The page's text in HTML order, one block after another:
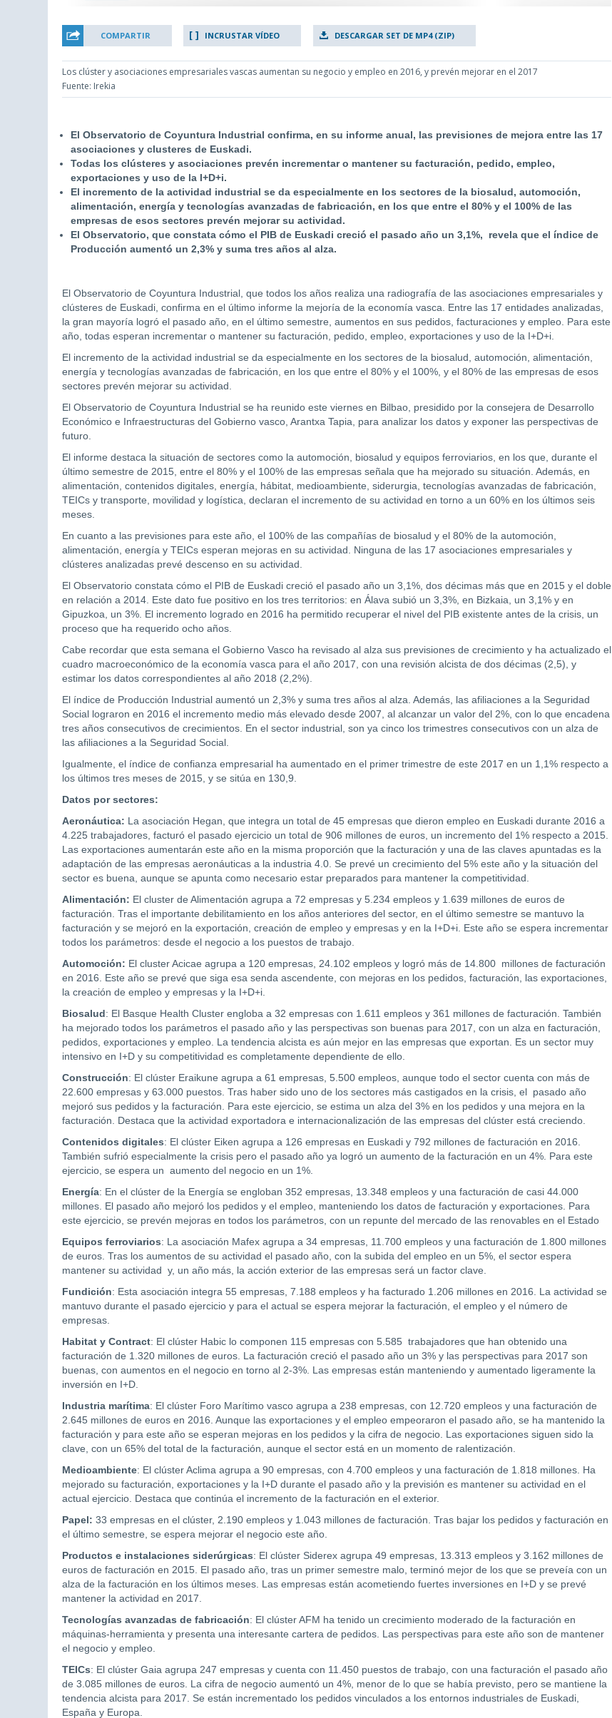
COMPARTIR INCRUSTAR VÍDEO DESCARGAR SET DE MP4 (ZIP)
Los clúster y asociaciones empresariales vascas aumentan su negocio y empleo en 2016, y prevén mejorar en el 2017
Fuente: Irekia
El Observatorio de Coyuntura Industrial confirma, en su informe anual, las previsiones de mejora entre las 17
asociaciones y clusteres de Euskadi.
Todas los clústeres y asociaciones prevén incrementar o mantener su facturación, pedido, empleo,
exportaciones y uso de la I+D+i.
El incremento de la actividad industrial se da especialmente en los sectores de la biosalud, automoción,
alimentación, energía y tecnologías avanzadas de fabricación, en los que entre el 80% y el 100% de las
empresas de esos sectores prevén mejorar su actividad.
El Observatorio, que constata cómo el PIB de Euskadi creció el pasado año un 3,1%, revela que el índice de
Producción aumentó un 2,3% y suma tres años al alza.
El Observatorio de Coyuntura Industrial, que todos los años realiza una radiografía de las asociaciones empresariales y
clústeres de Euskadi, confirma en el último informe la mejoría de la economía vasca. Entre las 17 entidades analizadas,
la gran mayoría logró el pasado año, en el último semestre, aumentos en sus pedidos, facturaciones y empleo. Para este
año, todas esperan incrementar o mantener su facturación, pedido, empleo, exportaciones y uso de la I+D+i.
El incremento de la actividad industrial se da especialmente en los sectores de la biosalud, automoción, alimentación,
energía y tecnologías avanzadas de fabricación, en los que entre el 80% y el 100%, y el 80% de las empresas de esos
sectores prevén mejorar su actividad.
El Observatorio de Coyuntura Industrial se ha reunido este viernes en Bilbao, presidido por la consejera de Desarrollo
Económico e Infraestructuras del Gobierno vasco, Arantxa Tapia, para analizar los datos y exponer las perspectivas de
futuro.
El informe destaca la situación de sectores como la automoción, biosalud y equipos ferroviarios, en los que, durante el
último semestre de 2015, entre el 80% y el 100% de las empresas señala que ha mejorado su situación. Además, en
alimentación, contenidos digitales, energía, hábitat, medioambiente, siderurgia, tecnologías avanzadas de fabricación,
TEICs y transporte, movilidad y logística, declaran el incremento de su actividad en torno a un 60% en los últimos seis
meses.
En cuanto a las previsiones para este año, el 100% de las compañías de biosalud y el 80% de la automoción,
alimentación, energía y TEICs esperan mejoras en su actividad. Ninguna de las 17 asociaciones empresariales y
clústeres analizadas prevé descenso en su actividad.
El Observatorio constata cómo el PIB de Euskadi creció el pasado año un 3,1%, dos décimas más que en 2015 y el doble
en relación a 2014. Este dato fue positivo en los tres territorios: en Álava subió un 3,3%, en Bizkaia, un 3,1% y en
Gipuzkoa, un 3%. El incremento logrado en 2016 ha permitido recuperar el nivel del PIB existente antes de la crisis, un
proceso que ha requerido ocho años.
Cabe recordar que esta semana el Gobierno Vasco ha revisado al alza sus previsiones de crecimiento y ha actualizado el
cuadro macroeconómico de la economía vasca para el año 2017, con una revisión alcista de dos décimas (2,5), y
estimar los datos correspondientes al año 2018 (2,2%).
El índice de Producción Industrial aumentó un 2,3% y suma tres años al alza. Además, las afiliaciones a la Seguridad
Social lograron en 2016 el incremento medio más elevado desde 2007, al alcanzar un valor del 2%, con lo que encadena
tres años consecutivos de crecimientos. En el sector industrial, son ya cinco los trimestres consecutivos con un alza de
las afiliaciones a la Seguridad Social.
Igualmente, el índice de confianza empresarial ha aumentado en el primer trimestre de este 2017 en un 1,1% respecto a
los últimos tres meses de 2015, y se sitúa en 130,9.
Datos por sectores:
Aeronáutica: La asociación Hegan, que integra un total de 45 empresas que dieron empleo en Euskadi durante 2016 a
4.225 trabajadores, facturó el pasado ejercicio un total de 906 millones de euros, un incremento del 1% respecto a 2015.
Las exportaciones aumentarán este año en la misma proporción que la facturación y una de las claves apuntadas es la
adaptación de las empresas aeronáuticas a la industria 4.0. Se prevé un crecimiento del 5% este año y la situación del
sector es buena, aunque se apunta como necesario estar preparados para mantener la competitividad.
Alimentación: El cluster de Alimentación agrupa a 72 empresas y 5.234 empleos y 1.639 millones de euros de
facturación. Tras el importante debilitamiento en los años anteriores del sector, en el último semestre se mantuvo la
facturación y se mejoró en la exportación, creación de empleo y empresas y en la I+D+i. Este año se espera incrementar
todos los parámetros: desde el negocio a los puestos de trabajo.
Automoción: El cluster Acicae agrupa a 120 empresas, 24.102 empleos y logró más de 14.800 millones de facturación
en 2016. Este año se prevé que siga esa senda ascendente, con mejoras en los pedidos, facturación, las exportaciones,
la creación de empleo y empresas y la I+D+i.
Biosalud: El Basque Health Cluster engloba a 32 empresas con 1.611 empleos y 361 millones de facturación. También
ha mejorado todos los parámetros el pasado año y las perspectivas son buenas para 2017, con un alza en facturación,
pedidos, exportaciones y empleo. La tendencia alcista es aún mejor en las empresas que exportan. Es un sector muy
intensivo en I+D y su competitividad es completamente dependiente de ello.
Construcción: El clúster Eraikune agrupa a 61 empresas, 5.500 empleos, aunque todo el sector cuenta con más de
22.600 empresas y 63.000 puestos. Tras haber sido uno de los sectores más castigados en la crisis, el pasado año
mejoró sus pedidos y la facturación. Para este ejercicio, se estima un alza del 3% en los pedidos y una mejora en la
facturación. Destaca que la actividad exportadora e internacionalización de las empresas del clúster está creciendo.
Contenidos digitales: El clúster Eiken agrupa a 126 empresas en Euskadi y 792 millones de facturación en 2016.
También sufrió especialmente la crisis pero el pasado año ya logró un aumento de la facturación en un 4%. Para este
ejercicio, se espera un aumento del negocio en un 1%.
Energía: En el clúster de la Energía se engloban 352 empresas, 13.348 empleos y una facturación de casi 44.000
millones. El pasado año mejoró los pedidos y el empleo, manteniendo los datos de facturación y exportaciones. Para
este ejercicio, se prevén mejoras en todos los parámetros, con un repunte del mercado de las renovables en el Estado
Equipos ferroviarios: La asociación Mafex agrupa a 34 empresas, 11.700 empleos y una facturación de 1.800 millones
de euros. Tras los aumentos de su actividad el pasado año, con la subida del empleo en un 5%, el sector espera
mantener su actividad y, un año más, la acción exterior de las empresas será un factor clave.
Fundición: Esta asociación integra 55 empresas, 7.188 empleos y ha facturado 1.206 millones en 2016. La actividad se
mantuvo durante el pasado ejercicio y para el actual se espera mejorar la facturación, el empleo y el número de
empresas.
Habitat y Contract: El clúster Habic lo componen 115 empresas con 5.585 trabajadores que han obtenido una
facturación de 1.320 millones de euros. La facturación creció el pasado año un 3% y las perspectivas para 2017 son
buenas, con aumentos en el negocio en torno al 2-3%. Las empresas están manteniendo y aumentado ligeramente la
inversión en I+D.
Industria marítima: El clúster Foro Marítimo vasco agrupa a 238 empresas, con 12.720 empleos y una facturación de
2.645 millones de euros en 2016. Aunque las exportaciones y el empleo empeoraron el pasado año, se ha mantenido la
facturación y para este año se esperan mejoras en los pedidos y la cifra de negocio. Las exportaciones siguen sido la
clave, con un 65% del total de la facturación, aunque el sector está en un momento de ralentización.
Medioambiente: El clúster Aclima agrupa a 90 empresas, con 4.700 empleos y una facturación de 1.818 millones. Ha
mejorado su facturación, exportaciones y la I+D durante el pasado año y la previsión es mantener su actividad en el
actual ejercicio. Destaca que continúa el incremento de la facturación en el exterior.
Papel: 33 empresas en el clúster, 2.190 empleos y 1.043 millones de facturación. Tras bajar los pedidos y facturación en
el último semestre, se espera mejorar el negocio este año.
Productos e instalaciones siderúrgicas: El clúster Siderex agrupa 49 empresas, 13.313 empleos y 3.162 millones de
euros de facturación en 2015. El pasado año, tras un primer semestre malo, terminó mejor de los que se preveía con un
alza de la facturación en los últimos meses. Las empresas están acometiendo fuertes inversiones en I+D y se prevé
mantener la actividad en 2017.
Tecnologías avanzadas de fabricación: El clúster AFM ha tenido un crecimiento moderado de la facturación en
máquinas-herramienta y presenta una interesante cartera de pedidos. Las perspectivas para este año son de mantener
el negocio y empleo.
TEICs: El clúster Gaia agrupa 247 empresas y cuenta con 11.450 puestos de trabajo, con una facturación el pasado año
de 3.085 millones de euros. La cifra de negocio aumentó un 4%, menor de lo que se había previsto, pero se mantiene la
tendencia alcista para 2017. Se están incrementado los pedidos vinculados a los entornos industriales de Euskadi,
España y Europa.